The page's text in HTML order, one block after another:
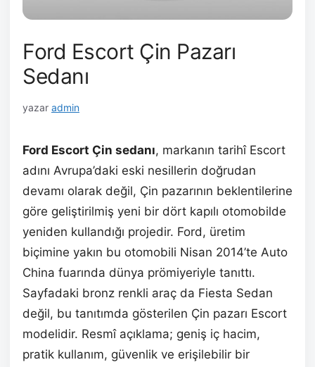
Ford Escort Çin Pazarı
Sedanı
yazar admin
Ford Escort Çin sedanı, markanın tarihî Escort
adını Avrupa’daki eski nesillerin doğrudan
devamı olarak değil, Çin pazarının beklentilerine
göre geliştirilmiş yeni bir dört kapılı otomobilde
yeniden kullandığı projedir. Ford, üretim
biçimine yakın bu otomobili Nisan 2014’te Auto
China fuarında dünya prömiyeriyle tanıttı.
Sayfadaki bronz renkli araç da Fiesta Sedan
değil, bu tanıtımda gösterilen Çin pazarı Escort
modelidir. Resmî açıklama; geniş iç hacim,
pratik kullanım, güvenlik ve erişilebilir bir